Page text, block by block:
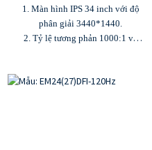
1. Màn hình IPS 34 inch với độ
phân giải 3440*1440.
2. Tỷ lệ tương phản 1000:1 và
phản hồi MPRT 1ms